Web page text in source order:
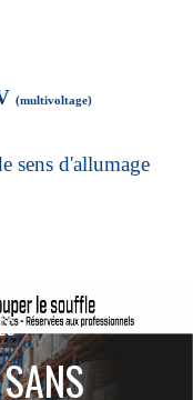
(multivoltage)
sens d'allumage